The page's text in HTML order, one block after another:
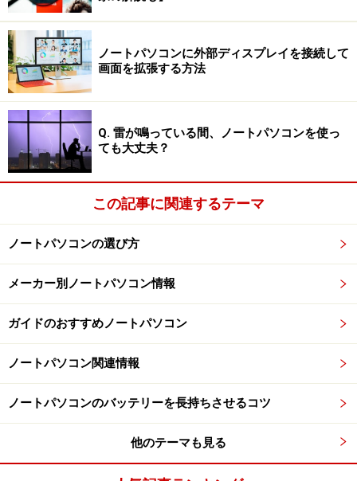
調整します。
それ以外では、Google Chromecast、Amazon Fire Stick
などを使ってWi-Fi経由でテレビなどに接続もできます。
ケーブルなしで離れたテレビに出力できるので、気軽に
動画などを大画面で楽しめます。
今回は、ケーブルを使った接続方法を解説します。
する簡単な方法
簡単で分かりやすいのが、ケーブルを使った接続です。
ば、プレゼン用にプロジェクターに接続する方法でし
た。最近では、通常のパソコン作業でも外部ディスプレ
イを活用する利用方法が増えています。
接続は簡単で、プロジェクターで使うのと同じように、
ノートパソコンに外部ディスプレイを接続して
画面を拡張する方法
Q. 雷が鳴っている間、ノートパソコンを使っ
ても大丈夫？
この記事に関連するテーマ
ノートパソコンの選び方
メーカー別ノートパソコン情報
ガイドのおすすめノートパソコン
ノートパソコン関連情報
ノートパソコンのバッテリーを長持ちさせるコツ
他のテーマも見る